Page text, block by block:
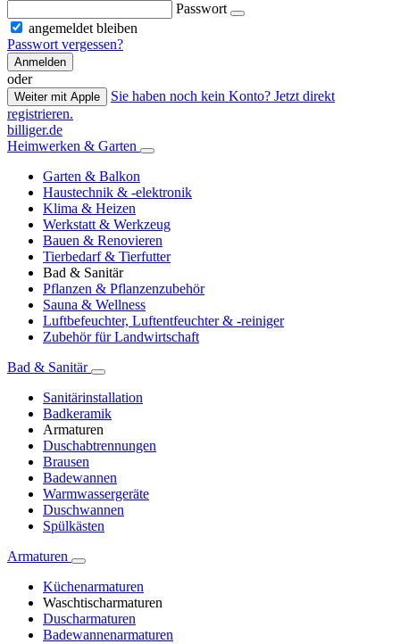
Passwort
angemeldet bleiben
Passwort vergessen?
Anmelden
oder
Weiter mit Apple
Sie haben noch kein Konto? Jetzt direkt
registrieren.
billiger.de
Heimwerken & Garten
Garten & Balkon
Haustechnik & -elektronik
Klima & Heizen
Werkstatt & Werkzeug
Bauen & Renovieren
Tierbedarf & Tierfutter
Bad & Sanitär
Pflanzen & Pflanzenzubehör
Sauna & Wellness
Luftbefeuchter, Luftentfeuchter & -reiniger
Zubehör für Landwirtschaft
Bad & Sanitär
Sanitärinstallation
Badkeramik
Armaturen
Duschabtrennungen
Brausen
Badewannen
Warmwassergeräte
Duschwannen
Spülkästen
Armaturen
Küchenarmaturen
Waschtischarmaturen
Duscharmaturen
Badewannenarmaturen